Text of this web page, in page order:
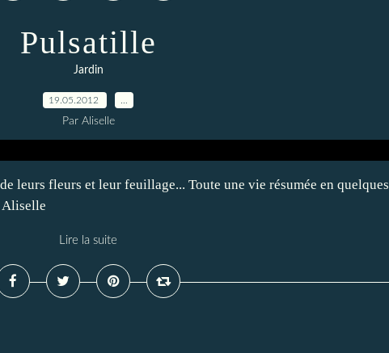
Pulsatille
Jardin
19.05.2012
Par Aliselle
leurs fleurs et leur feuillage... Toute une vie résumée en quelques
Aliselle
Lire la suite